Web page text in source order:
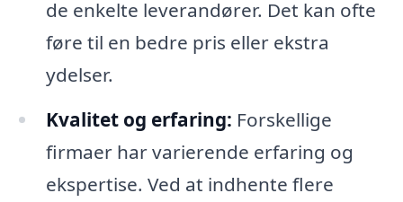
de enkelte leverandører. Det kan ofte
føre til en bedre pris eller ekstra
ydelser.
Kvalitet og erfaring: Forskellige
firmaer har varierende erfaring og
ekspertise. Ved at indhente flere